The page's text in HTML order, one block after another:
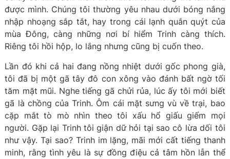
được mình. Chúng tôi thường yêu nhau dưới bóng nắng
nhập nhoạng sắp tắt, hay trong cái lạnh quắn quýt của
mùa Đông, càng những nơi bí hiểm Trinh càng thích.
Riêng tôi hồi hộp, lo lắng nhưng cũng bị cuốn theo.
Lần đó khi cả hai đang nồng nhiệt dưới gốc phong già,
tôi đã bị một gã tây đô con xông vào đánh bất ngờ tối
tăm mặt mũi. Nghe tiếng gã chửi rủa, lúc ấy tôi mới biết
gã là chồng của Trinh. Ôm cái mặt sưng vù về trại, bao
cặp mắt tò mò nhìn theo tôi xấu hổ giấu giếm mọi
người. Gặp lại Trinh tôi giận dữ hỏi tại sao cô lừa dối tôi
như vậy. Tại sao? Trinh im lặng, mãi mới cất tiếng thanh
minh, rằng tình yêu là sự đồng điệu cả tâm hồn lẫn thể